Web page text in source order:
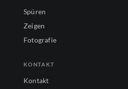
Spüren
Zeigen
Fotografie
KONTAKT
Kontakt